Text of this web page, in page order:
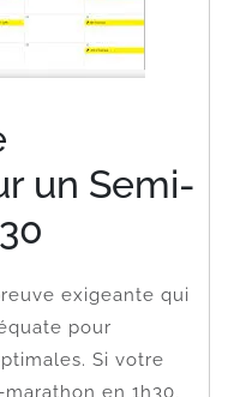
un Semi-
exigeante qui
pour
Si votre
en 1h30,